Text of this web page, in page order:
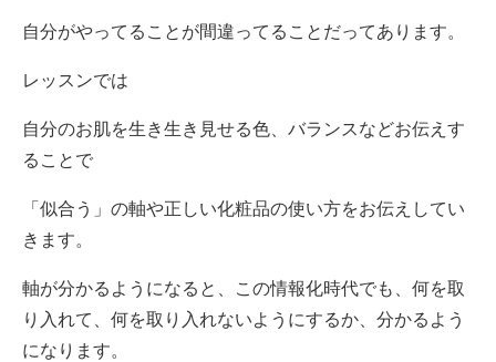
自分がやってることが間違ってることだってあります。
レッスンでは
自分のお肌を生き生き見せる色、バランスなどお伝えす
ることで
「似合う」の軸や正しい化粧品の使い方をお伝えしてい
きます。
軸が分かるようになると、この情報化時代でも、何を取
り入れて、何を取り入れないようにするか、分かるよう
になります。